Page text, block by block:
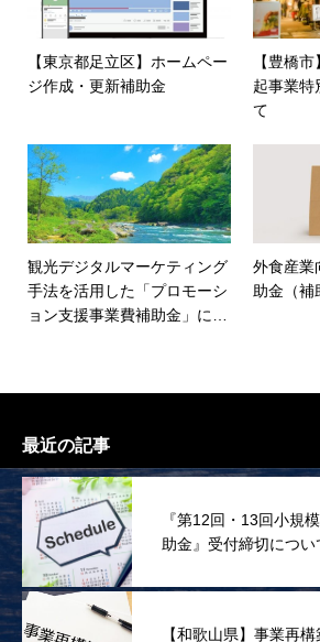
【東京都足立区】ホームペー
ジ作成・更新補助金
【豊橋
起事業特
て
観光デジタルマーケティング
手法を活用した「プロモーシ
ョン支援事業費補助金」につ
外食産
助金（補
最近の記事
『第12回・13回小規
助金』受付締切につい
【和歌山県】事業再